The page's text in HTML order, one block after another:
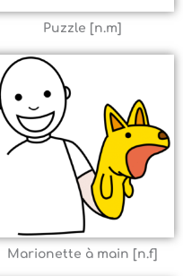
Puzzle [n.m]
Marionette à main [n.f]